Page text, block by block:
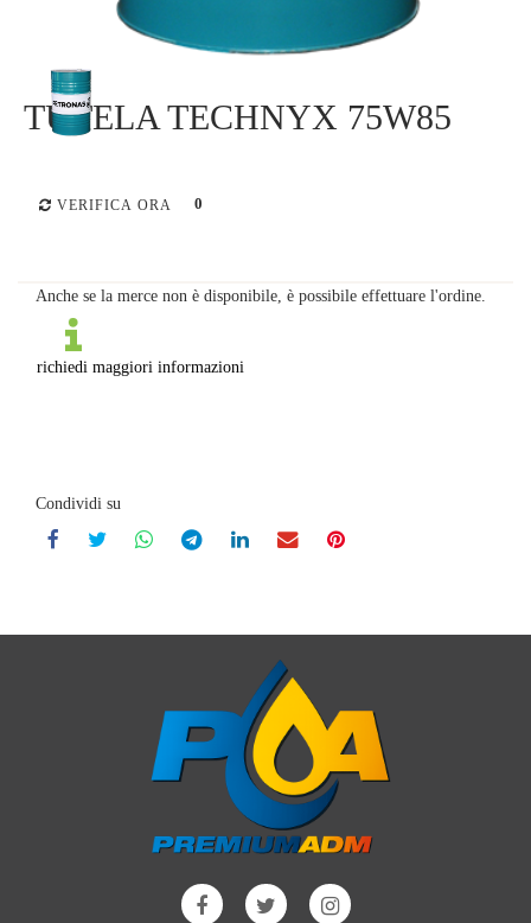
TUTELA TECHNYX 75W85
VERIFICA ORA 0
Anche se la merce non è disponibile, è possibile effettuare l'ordine.
richiedi maggiori informazioni
Condividi su